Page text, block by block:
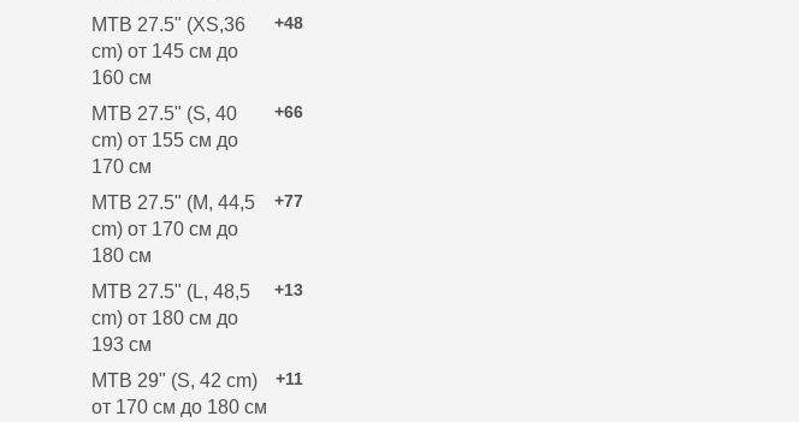
+48
MTB 27.5" (XS,36
cm) от 145 см до
160 см
+66
MTB 27.5" (S, 40
cm) от 155 см до
170 см
+77
MTB 27.5" (M, 44,5
cm) от 170 см до
180 см
+13
MTB 27.5" (L, 48,5
cm) от 180 см до
193 см
+11
MTB 29" (S, 42 cm)
от 170 см до 180 см